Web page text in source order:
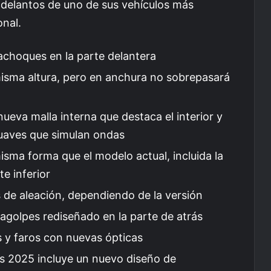
de uno de sus vehículos más
en la parte delantera
altura, pero en anchura no sobrepasará
malla interna que destaca el interior y
que simulan ondas
forma que el modelo actual, incluida la
inferior
aleación, dependiendo de la versión
rediseñado en la parte de atrás
y faros con nuevas ópticas
2025 incluye un nuevo diseño de